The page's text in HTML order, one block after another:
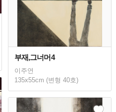
부재,그너머4
이주연
135x55cm (변형 40호)